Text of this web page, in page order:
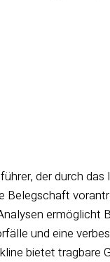
der durch das
Belegschaft
ermöglicht
und eine
bietet tragbare